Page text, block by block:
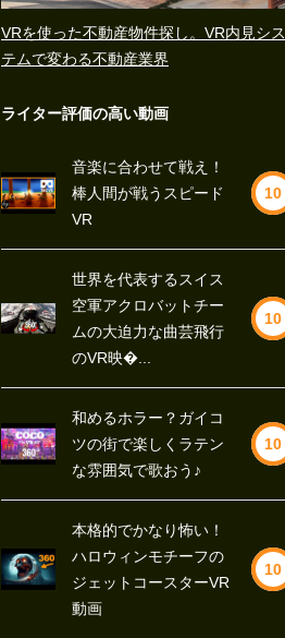
VRを使った不動産物件探し。VR内見シス
テムで変わる不動産業界
ライター評価の高い動画
音楽に合わせて戦え！
棒人間が戦うスピード
VR
10
世界を代表するスイス
空軍アクロバットチー
ムの大迫力な曲芸飛行
のVR映�...
10
和めるホラー？ガイコ
ツの街で楽しくラテン
な雰囲気で歌おう♪
10
本格的でかなり怖い！
ハロウィンモチーフの
ジェットコースターVR
動画
10